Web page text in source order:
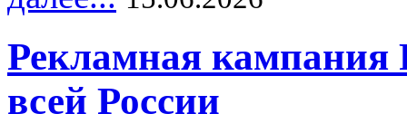
Рекламная
всей России